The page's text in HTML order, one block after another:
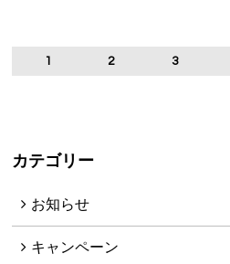
1 2 3
カテゴリー
お知らせ
キャンペーン